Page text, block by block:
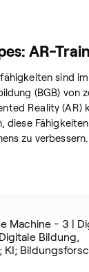
AR-
sind
(BGB) von
Reality (AR)
diese
zu verbessern.